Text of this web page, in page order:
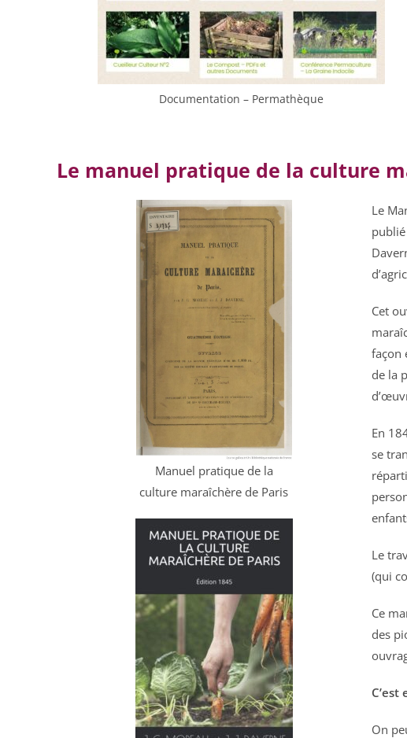
Documentation – Permathèque
Le manuel pratique de la culture
Manuel pratique de la
culture maraîchère de Paris
Le
Cet
façon
de la
En
se
Le
(qui
Ce
des
On